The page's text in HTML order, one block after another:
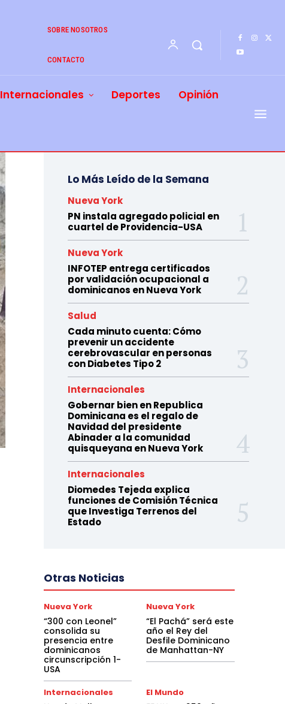
SOBRE NOSOTROS
CONTACTO
Internacionales Deportes Opinión
Lo Más Leído de la Semana
Nueva York
PN instala agregado policial en
cuartel de Providencia-USA
Nueva York
INFOTEP entrega certificados
por validación ocupacional a
dominicanos en Nueva York
Salud
Cada minuto cuenta: Cómo
prevenir un accidente
cerebrovascular en personas
con Diabetes Tipo 2
Internacionales
Gobernar bien en Republica
Dominicana es el regalo de
Navidad del presidente
Abinader a la comunidad
quisqueyana en Nueva York
Internacionales
Diomedes Tejeda explica
funciones de Comisión Técnica
que Investiga Terrenos del
Estado
Otras Noticias
Nueva York
“300 con Leonel”
consolida su
presencia entre
dominicanos
circunscripción 1-
USA
Nueva York
“El Pachá” será este
año el Rey del
Desfile Dominicano
de Manhattan-NY
Internacionales El Mundo